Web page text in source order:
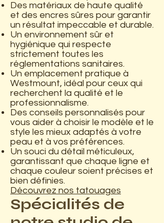
Des matériaux de haute qualité
et des encres sûres pour garantir
un résultat impeccable et durable.
Un environnement sûr et
hygiénique qui respecte
strictement toutes les
réglementations sanitaires.
Un emplacement pratique à
Westmount, idéal pour ceux qui
recherchent la qualité et le
professionnalisme.
Des conseils personnalisés pour
vous aider à choisir le modèle et le
style les mieux adaptés à votre
peau et à vos préférences.
Un souci du détail méticuleux,
garantissant que chaque ligne et
chaque couleur soient précises et
bien définies.
Découvrez nos tatouages
Spécialités de